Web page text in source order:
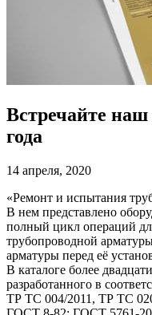
Встречайте наш
года
14 апреля, 2020
«Ремонт и испытания
В нем представлено
полный цикл операций
трубопроводной
арматуры перед её
В каталоге более
разработанного в
ТР ТС 004/2011, ТР ТС